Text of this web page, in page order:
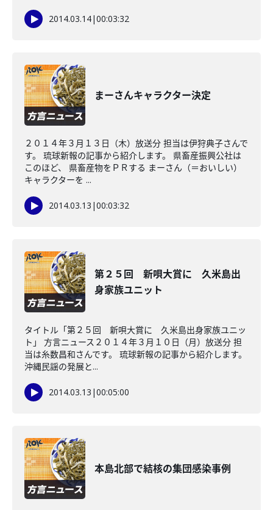
2014.03.14|00:03:32
まーさんキャラクター決定
２０１４年３月１３日（木）放送分 担当は伊狩典子さんで
す。 琉球新報の記事から紹介します。 県畜産振興公社は
このほど、 県畜産物をＰＲする まーさん（＝おいしい）
キャラクターを ...
2014.03.13 |00:03:32
第２５回 新唄大賞に 久米島出
身家族ユニット
タイトル「第２５回 新唄大賞に 久米島出身家族ユニッ
ト」 方言ニュース２０１４年３月１０日（月）放送分 担
当は糸数昌和さんです。 琉球新報の記事から紹介します。
沖縄民謡の発展と...
2014.03.13 |00:05:00
本島北部で結核の集団感染事例